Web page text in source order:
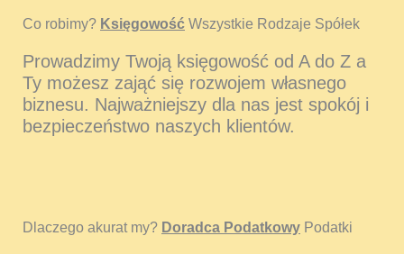
Co robimy? Księgowość Wszystkie Rodzaje Spółek
Prowadzimy Twoją księgowość od A do Z a
Ty możesz zająć się rozwojem własnego
biznesu. Najważniejszy dla nas jest spokój i
bezpieczeństwo naszych klientów.
Dlaczego akurat my? Doradca Podatkowy Podatki